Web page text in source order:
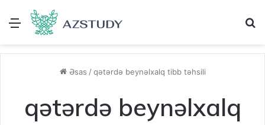
Menu
Əsas / qətərdə beynəlxalq tibb təhsili
qətərdə beynəlxalq